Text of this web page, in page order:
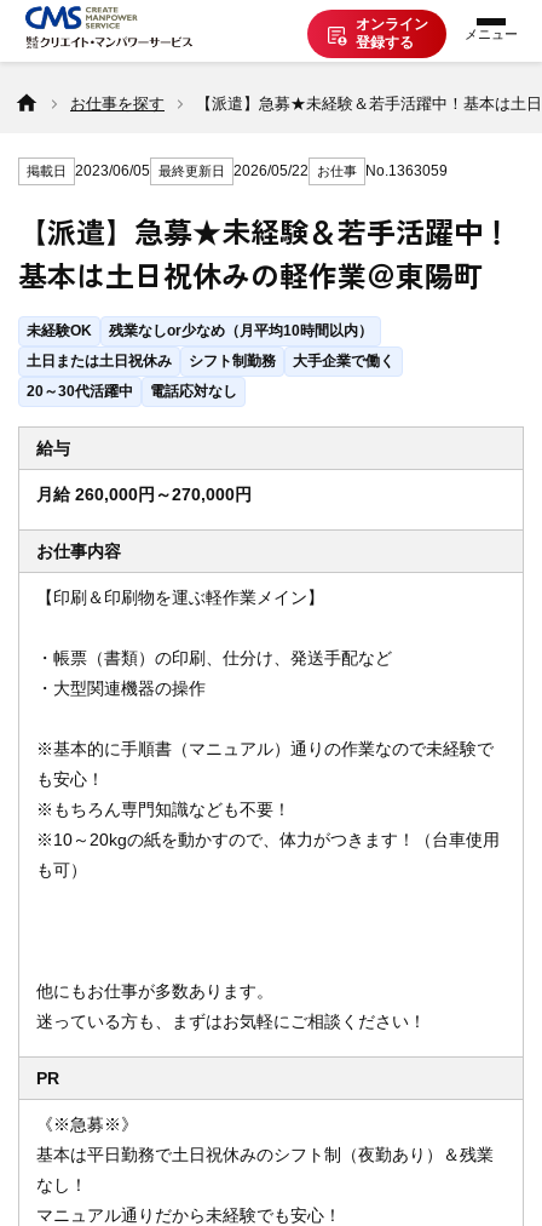
オンライン
登録する
お仕事を探す
派遣で働く
登録の流れ
派遣の知識
企業の方へ
CMSについて
閉じる
お仕事を探す 【派遣】急募★未経験＆若手活躍中！基本は土
掲載日 2023/06/05 最終更新日 2026/05/22 お仕事 No.1363059
【派遣】急募★未経験＆若手活躍中！
基本は土日祝休みの軽作業＠東陽町
未経験OK
残業なしor少なめ（月平均10時間以内）
土日または土日祝休み
シフト制勤務
大手企業で働く
20～30代活躍中
電話応対なし
給与
月給 260,000円～270,000円
お仕事内容
【印刷＆印刷物を運ぶ軽作業メイン】
・帳票（書類）の印刷、仕分け、発送手配など
・大型関連機器の操作
※基本的に手順書（マニュアル）通りの作業なので未経験で
も安心！
※もちろん専門知識なども不要！
※10～20kgの紙を動かすので、体力がつきます！（台車使用
も可）
他にもお仕事が多数あります。
迷っている方も、まずはお気軽にご相談ください！
PR
《※急募※》
基本は平日勤務で土日祝休みのシフト制（夜勤あり）＆残業
なし！
マニュアル通りだから未経験でも安心！